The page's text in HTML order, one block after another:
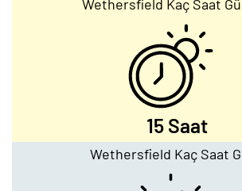
Wethersfield Kaç Saat
15 Saat
Wethersfield Kaç Saat